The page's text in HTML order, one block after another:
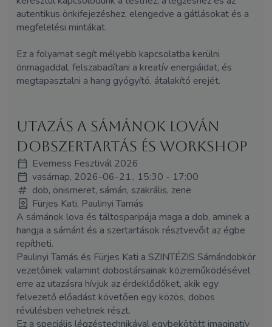
autentikus önkifejezéshez, elengedve a gátlásokat és a
megfelelési mintákat.
Ez a folyamat segít mélyebb kapcsolatba kerülni
önmagaddal, felszabadítani a kreatív energiáidat, és
megtapasztalni a hang gyógyító, átalakító erejét.
Utazás a sámánok lován
dobszertartás és workshop
Everness Fesztivál 2026
vasárnap, 2026-06-21., 15:30 - 17:00
dob, önismeret, sámán, szakrális, zene
Fürjes Kati, Paulinyi Tamás
A sámánok lova és táltosparipája maga a dob, aminek a
hangja a sámánt és a szertartások résztvevőit az égbe
repítheti.
Paulinyi Tamás és Fürjes Kati a SZINTÉZIS Sámándobkör
vezetőinek valamint dobostársainak közreműködésével
erre az utazásra hívjuk az érdeklődőket, akik egy
felvezető előadást követően egy közös, dobos
révülésben vehetnek részt.
Ez a speciális légzéstechnikával egybekötött imaginatív